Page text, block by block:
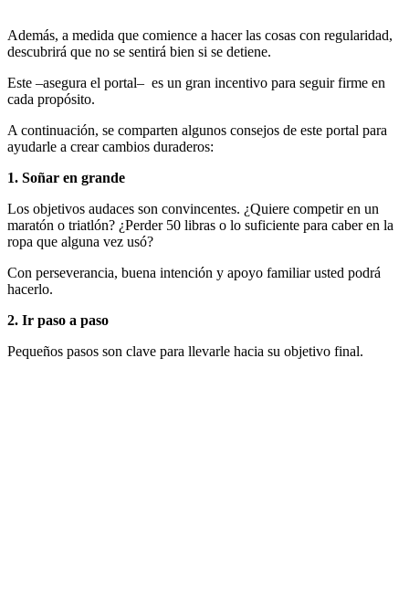
Además, a medida que comience a hacer las cosas con regularidad,
descubrirá que no se sentirá bien si se detiene.
Este –asegura el portal– es un gran incentivo para seguir firme en
cada propósito.
A continuación, se comparten algunos consejos de este portal para
ayudarle a crear cambios duraderos:
1. Soñar en grande
Los objetivos audaces son convincentes. ¿Quiere competir en un
maratón o triatlón? ¿Perder 50 libras o lo suficiente para caber en la
ropa que alguna vez usó?
Con perseverancia, buena intención y apoyo familiar usted podrá
hacerlo.
2. Ir paso a paso
Pequeños pasos son clave para llevarle hacia su objetivo final.